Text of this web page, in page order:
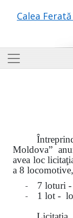
Calea
Moldova”
avea loc
a 8
- 7 loturi
- 1 lot -